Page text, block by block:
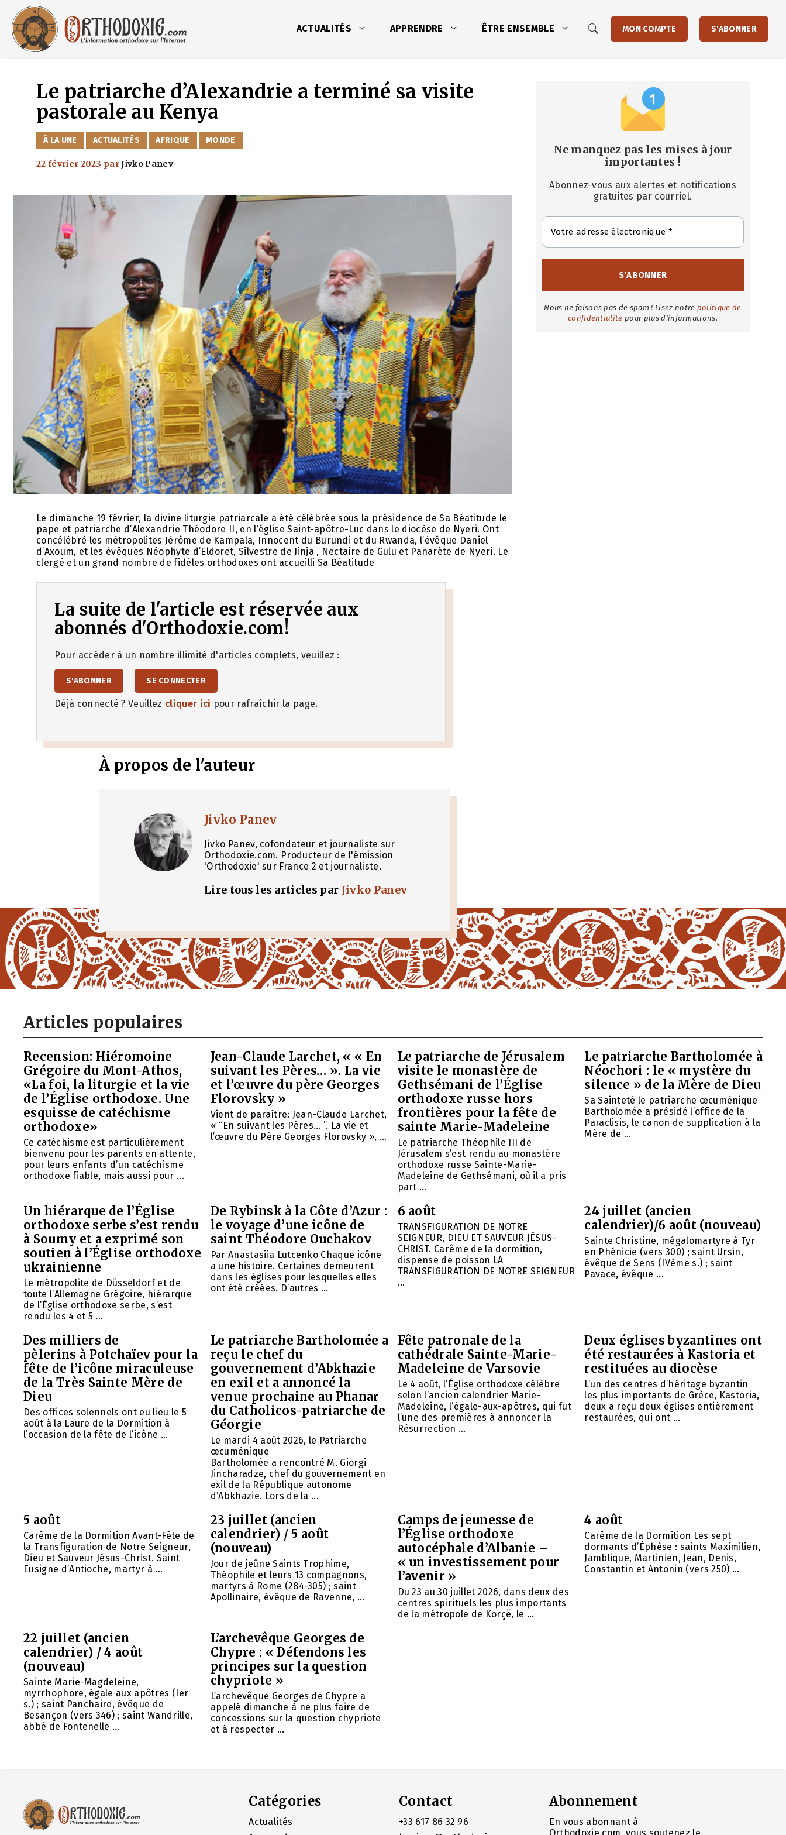
contenu
ACTUALITÉS APPRENDRE ÊTRE ENSEMBLE MON COMPTE S'ABONNER
Le patriarche d’Alexandrie a terminé sa visite
pastorale au Kenya
CATÉGORIES
À LA UNE ACTUALITÉS AFRIQUE MONDE
22 février 2023 parJivko Panev
Le dimanche 19 février, la divine liturgie patriarcale a été célébrée sous la présidence de Sa Béatitude le
pape et patriarche d’Alexandrie Théodore II, en l’église Saint-apôtre-Luc dans le diocèse de Nyeri. Ont
concélébré les métropolites Jérôme de Kampala, Innocent du Burundi et du Rwanda, l’évêque Daniel
d’Axoum, et les évêques Néophyte d’Eldoret, Silvestre de Jinja , Nectaire de Gulu et Panarète de Nyeri. Le
clergé et un grand nombre de fidèles orthodoxes ont accueilli Sa Béatitude
La suite de l'article est réservée aux
abonnés d'Orthodoxie.com!
Pour accéder à un nombre illimité d'articles complets, veuillez :
S'ABONNER SE CONNECTER
Déjà connecté ? Veuillez cliquer ici pour rafraîchir la page.
À propos de l'auteur
Jivko Panev
Jivko Panev, cofondateur et journaliste sur
Orthodoxie.com. Producteur de l'émission
'Orthodoxie' sur France 2 et journaliste.
Lire tous les articles par Jivko Panev
Ne manquez pas les mises à jour
importantes !
Abonnez-vous aux alertes et notifications
gratuites par courriel.
Nous ne faisons pas de spam ! Lisez notre politique de
confidentialité pour plus d'informations.
Articles populaires
Recension: Hiéromoine
Grégoire du Mont-Athos,
«La foi, la liturgie et la vie
de l’Église orthodoxe. Une
esquisse de catéchisme
orthodoxe»
Ce catéchisme est particulièrement
bienvenu pour les parents en attente,
pour leurs enfants d’un catéchisme
orthodoxe fiable, mais aussi pour ...
Jean-Claude Larchet, « « En
suivant les Pères… ». La vie
et l’œuvre du père Georges
Florovsky »
Vient de paraître: Jean-Claude Larchet,
« “En suivant les Pères… ”. La vie et
l’œuvre du Père Georges Florovsky », ...
Le patriarche de Jérusalem
visite le monastère de
Gethsémani de l’Église
orthodoxe russe hors
frontières pour la fête de
sainte Marie-Madeleine
Le patriarche Théophile III de
Jérusalem s’est rendu au monastère
orthodoxe russe Sainte-Marie-
Madeleine de Gethsémani, où il a pris
part ...
Le patriarche Bartholomée à
Néochori : le « mystère du
silence » de la Mère de Dieu
Sa Sainteté le patriarche œcuménique
Bartholomée a présidé l’office de la
Paraclisis, le canon de supplication à la
Mère de ...
Un hiérarque de l’Église
orthodoxe serbe s’est rendu
à Soumy et a exprimé son
soutien à l’Église orthodoxe
ukrainienne
Le métropolite de Düsseldorf et de
toute l’Allemagne Grégoire, hiérarque
de l’Église orthodoxe serbe, s’est
rendu les 4 et 5 ...
De Rybinsk à la Côte d’Azur :
le voyage d’une icône de
saint Théodore Ouchakov
Par Anastasiia Lutcenko Chaque icône
a une histoire. Certaines demeurent
dans les églises pour lesquelles elles
ont été créées. D’autres ...
6 août
TRANSFIGURATION DE NOTRE
SEIGNEUR, DIEU ET SAUVEUR JÉSUS-
CHRIST. Carême de la dormition,
dispense de poisson LA
TRANSFIGURATION DE NOTRE SEIGNEUR
...
24 juillet (ancien
calendrier)/6 août (nouveau)
Sainte Christine, mégalomartyre à Tyr
en Phénicie (vers 300) ; saint Ursin,
évêque de Sens (IVème s.) ; saint
Pavace, évêque ...
Des milliers de
pèlerins à Potchaïev pour la
fête de l’icône miraculeuse
de la Très Sainte Mère de
Dieu
Des offices solennels ont eu lieu le 5
août à la Laure de la Dormition à
l’occasion de la fête de l’icône ...
Le patriarche Bartholomée a
reçu le chef du
gouvernement d’Abkhazie
en exil et a annoncé la
venue prochaine au Phanar
du Catholicos-patriarche de
Géorgie
Le mardi 4 août 2026, le Patriarche
œcuménique
Bartholomée a rencontré M. Giorgi
Jincharadze, chef du gouvernement en
exil de la République autonome
d’Abkhazie. Lors de la ...
Fête patronale de la
cathédrale Sainte-Marie-
Madeleine de Varsovie
Le 4 août, l’Église orthodoxe célèbre
selon l’ancien calendrier Marie-
Madeleine, l’égale-aux-apôtres, qui fut
l’une des premières à annoncer la
Résurrection ...
Deux églises byzantines ont
été restaurées à Kastoria et
restituées au diocèse
L’un des centres d’héritage byzantin
les plus importants de Grèce, Kastoria,
deux a reçu deux églises entièrement
restaurées, qui ont ...
5 août
Carême de la Dormition Avant-Fête de
la Transfiguration de Notre Seigneur,
Dieu et Sauveur Jésus-Christ. Saint
Eusigne d’Antioche, martyr à ...
23 juillet (ancien
calendrier) / 5 août
(nouveau)
Jour de jeûne Saints Trophime,
Théophile et leurs 13 compagnons,
martyrs à Rome (284-305) ; saint
Apollinaire, évêque de Ravenne, ...
Camps de jeunesse de
l’Église orthodoxe
autocéphale d’Albanie –
« un investissement pour
l’avenir »
Du 23 au 30 juillet 2026, dans deux des
centres spirituels les plus importants
de la métropole de Korçë, le ...
4 août
Carême de la Dormition Les sept
dormants d’Éphèse : saints Maximilien,
Jamblique, Martinien, Jean, Denis,
Constantin et Antonin (vers 250) ...
22 juillet (ancien
calendrier) / 4 août
(nouveau)
Sainte Marie-Magdeleine,
myrrhophore, égale aux apôtres (Ier
s.) ; saint Panchaire, évêque de
Besançon (vers 346) ; saint Wandrille,
abbé de Fontenelle ...
L’archevêque Georges de
Chypre : « Défendons les
principes sur la question
chypriote »
L’archevêque Georges de Chypre a
appelé dimanche à ne plus faire de
concessions sur la question chypriote
et à respecter ...
Catégories
Actualités
Contact
+33 617 86 32 96
Abonnement
En vous abonnant à